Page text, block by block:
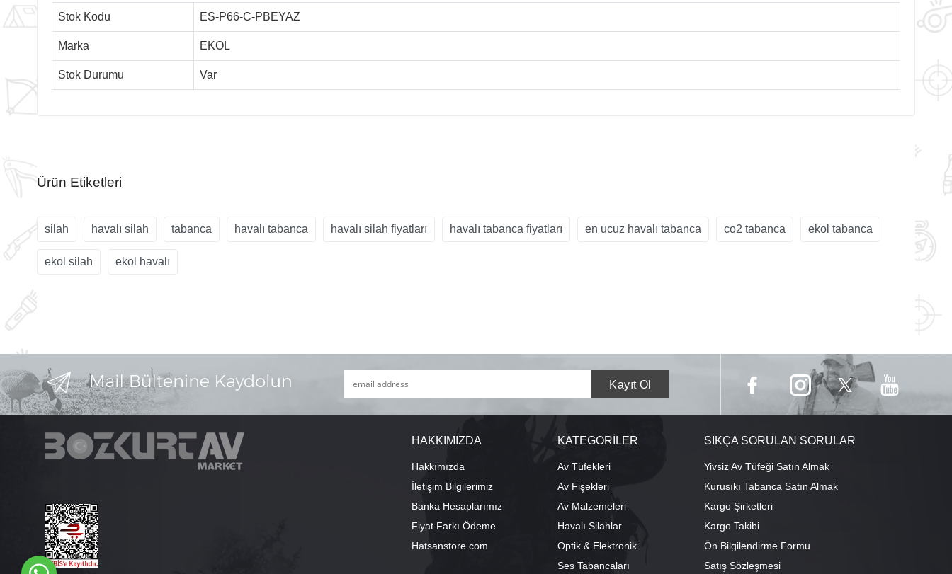
Stok Kodu ES-P66-C-PBEYAZ
Marka EKOL
Stok Durumu Var
Ürün Etiketleri
silah havalı silah tabanca havalı tabanca havalı silah fiyatları havalı tabanca fiyatları en ucuz havalı tabanca co2 tabanca ekol tabanca
ekol silah ekol havalı
HAKKIMIZDA
Hakkımızda
İletişim Bilgilerimiz
Banka Hesaplarımız
Fiyat Farkı Ödeme
Hatsanstore.com
KATEGORİLER
Av Tüfekleri
Av Fişekleri
Av Malzemeleri
Havalı Silahlar
Optik & Elektronik
Ses Tabancaları
SIKÇA SORULAN SORULAR
Yivsiz Av Tüfeği Satın Almak
Kurusıkı Tabanca Satın Almak
Kargo Şirketleri
Kargo Takibi
Ön Bilgilendirme Formu
Satış Sözleşmesi